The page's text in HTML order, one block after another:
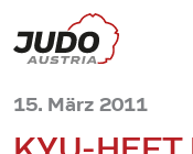
15. März 2011